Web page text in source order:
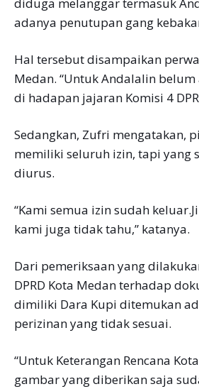
diduga melanggar termasuk
adanya penutupan gang
Hal tersebut disampaikan
Medan. “Untuk Andalalin belum
di hadapan jajaran Komisi 4
Sedangkan, Zufri mengatakan,
memiliki seluruh izin, tapi yang
diurus.
“Kami semua izin sudah
kami juga tidak tahu,” katanya.
Dari pemeriksaan yang
DPRD Kota Medan terhadap
dimiliki Dara Kupi ditemukan
perizinan yang tidak sesuai.
“Untuk Keterangan Rencana
gambar yang diberikan saja